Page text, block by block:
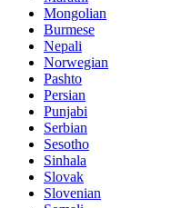
Mongolian
Burmese
Nepali
Norwegian
Pashto
Persian
Punjabi
Serbian
Sesotho
Sinhala
Slovak
Slovenian